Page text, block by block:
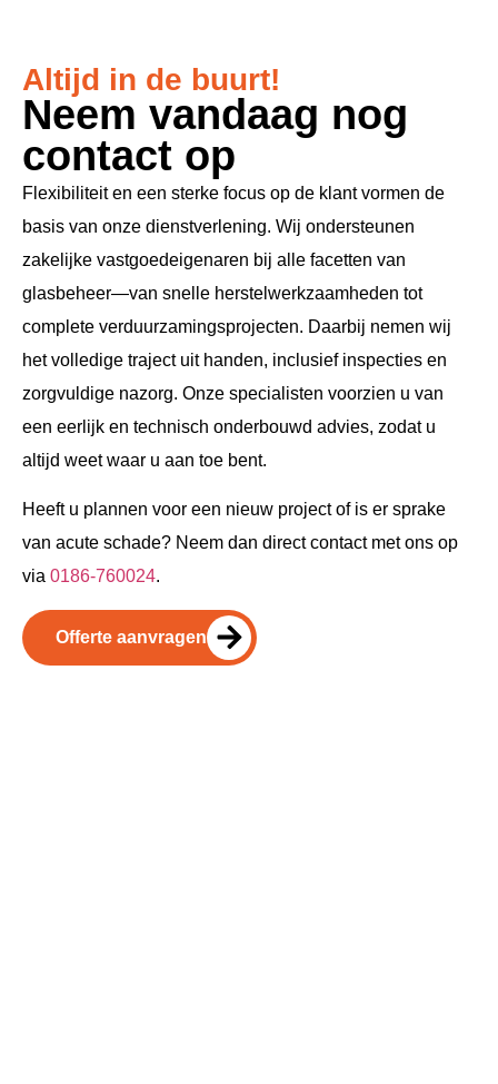
Altijd in de buurt!
Neem vandaag nog
contact op
Flexibiliteit en een sterke focus op de klant vormen de
basis van onze dienstverlening. Wij ondersteunen
zakelijke vastgoedeigenaren bij alle facetten van
glasbeheer—van snelle herstelwerkzaamheden tot
complete verduurzamingsprojecten. Daarbij nemen wij
het volledige traject uit handen, inclusief inspecties en
zorgvuldige nazorg. Onze specialisten voorzien u van
een eerlijk en technisch onderbouwd advies, zodat u
altijd weet waar u aan toe bent.
Heeft u plannen voor een nieuw project of is er sprake
van acute schade? Neem dan direct contact met ons op
via 0186-760024.
Offerte aanvragen